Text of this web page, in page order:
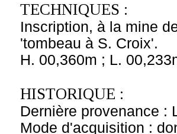
TECHNIQUES :
Inscription, à la mine
'tombeau à S. Croix'.
H. 00,360m ; L.
HISTORIQUE :
Dernière provenance :
Mode d'acquisition :